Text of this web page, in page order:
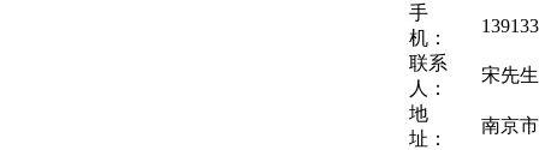
手
机：
联系
人：
宋先生
地
址：
南京